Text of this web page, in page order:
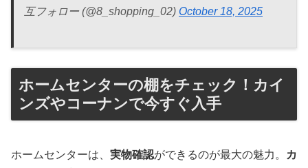
互フォロー (@8_shopping_02) October 18, 2025
ホームセンターの棚をチェック！カイ
ンズやコーナンで今すぐ入手
ホームセンターは、 実物確認ができるのが最大の魅力。
カ